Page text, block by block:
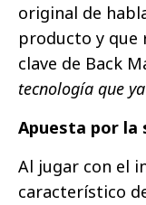
original de
producto y que
clave de Back
tecnología que
Apuesta por la
Al jugar con el
característico